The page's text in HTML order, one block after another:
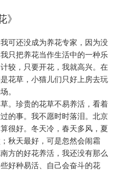
》
可还没成为养花专家，因为没
只把养花当作生活中的一种乐
较，只要开花，我就高兴。在
花草，小猫儿们只好上房去玩
。
珍贵的花草不易养活，看着
的事。我不愿时时落泪。北京
很好。冬天冷，春天多风，夏
秋天最好，可是忽然会闹霜
方的好花养活，我还没有那么
好种易活、自己会奋斗的花